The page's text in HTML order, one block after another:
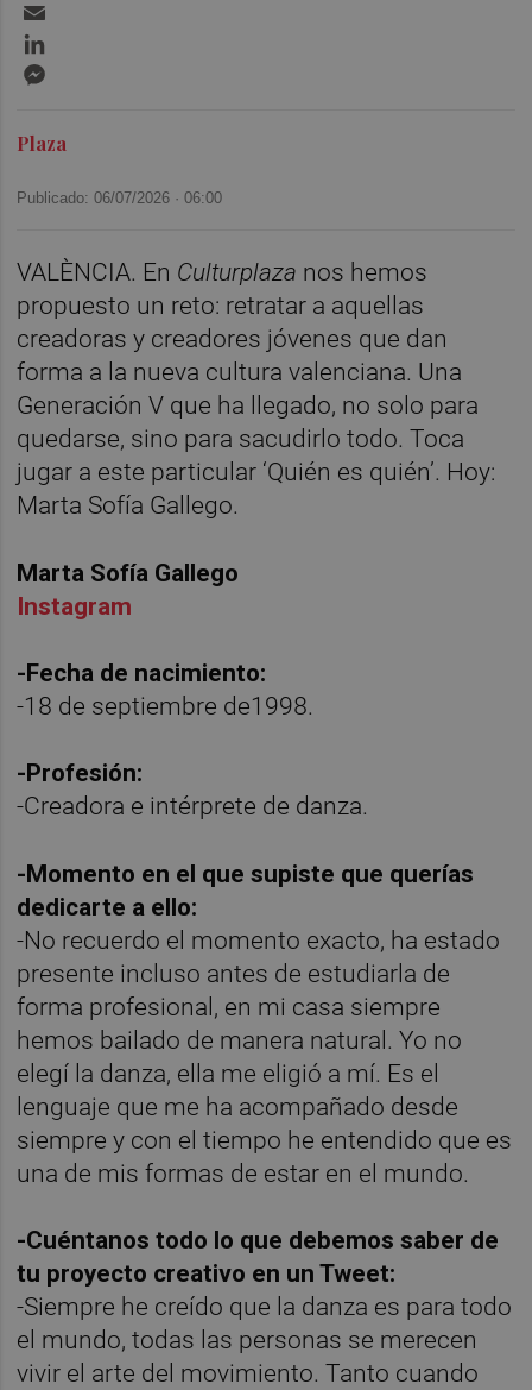
Plaza
Publicado: 06/07/2026 ·06:00
VALÈNCIA. En Culturplaza nos hemos
propuesto un reto: retratar a aquellas
creadoras y creadores jóvenes que dan
forma a la nueva cultura valenciana. Una
Generación V que ha llegado, no solo para
quedarse, sino para sacudirlo todo. Toca
jugar a este particular ‘Quién es quién’. Hoy:
Marta Sofía Gallego.
Marta Sofía Gallego
Instagram
-Fecha de nacimiento:
-18 de septiembre de1998.
-Profesión:
-Creadora e intérprete de danza.
-Momento en el que supiste que querías
dedicarte a ello:
-No recuerdo el momento exacto, ha estado
presente incluso antes de estudiarla de
forma profesional, en mi casa siempre
hemos bailado de manera natural. Yo no
elegí la danza, ella me eligió a mí. Es el
lenguaje que me ha acompañado desde
siempre y con el tiempo he entendido que es
una de mis formas de estar en el mundo.
-Cuéntanos todo lo que debemos saber de
tu proyecto creativo en un Tweet:
-Siempre he creído que la danza es para todo
el mundo, todas las personas se merecen
vivir el arte del movimiento. Tanto cuando